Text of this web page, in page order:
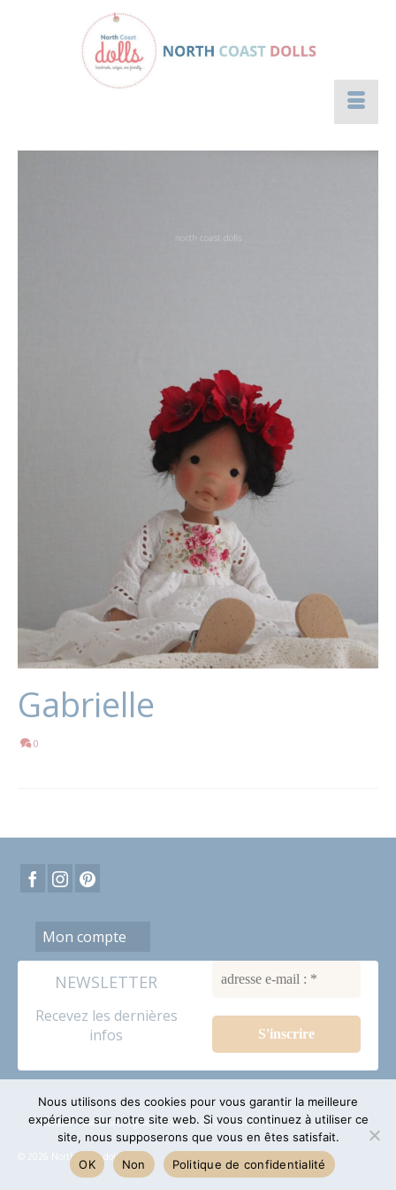
Gabrielle
0
Mon compte
NEWSLETTER
Recevez les dernières
infos
Contact Mentions Légales RGPD CGV Plan du site
© 2026 North Coast dolls
Nous utilisons des cookies pour vous garantir la meilleure
expérience sur notre site web. Si vous continuez à utiliser ce
site, nous supposerons que vous en êtes satisfait.
OK
Non Politique de confidentialité